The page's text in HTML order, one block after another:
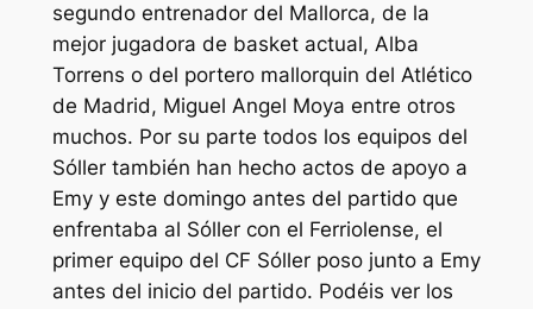
segundo entrenador del Mallorca, de la
mejor jugadora de basket actual, Alba
Torrens o del portero mallorquin del Atlético
de Madrid, Miguel Angel Moya entre otros
muchos. Por su parte todos los equipos del
Sóller también han hecho actos de apoyo a
Emy y este domingo antes del partido que
enfrentaba al Sóller con el Ferriolense, el
primer equipo del CF Sóller poso junto a Emy
antes del inicio del partido. Podéis ver los